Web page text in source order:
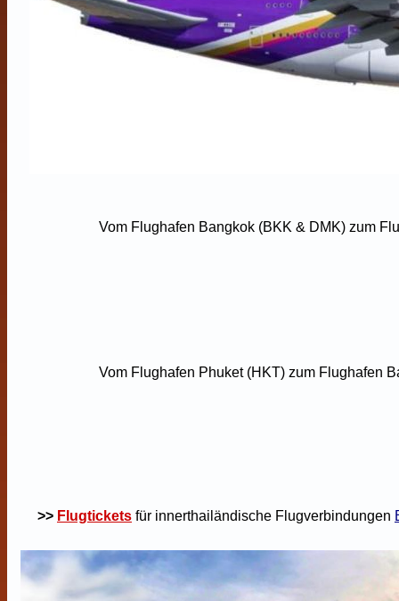
Vom Flughafen Bangkok (BKK & DMK) zum
Vom Flughafen Phuket (HKT) zum Flughafen
>> Flugtickets für innerthailändische Flugverbindungen